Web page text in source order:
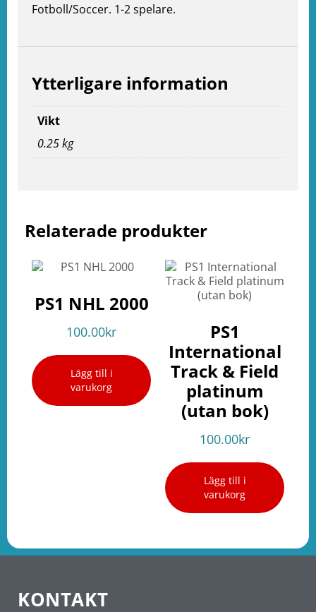
Relaterade produkter
PS1 NHL 2000
100.00kr
Lägg till i
varukorg
PS1
International
Track & Field
platinum
(utan bok)
100.00kr
Lägg till i
varukorg
Fotboll/Soccer. 1-2 spelare.
Ytterligare information
Vikt
0.25 kg
KONTAKT